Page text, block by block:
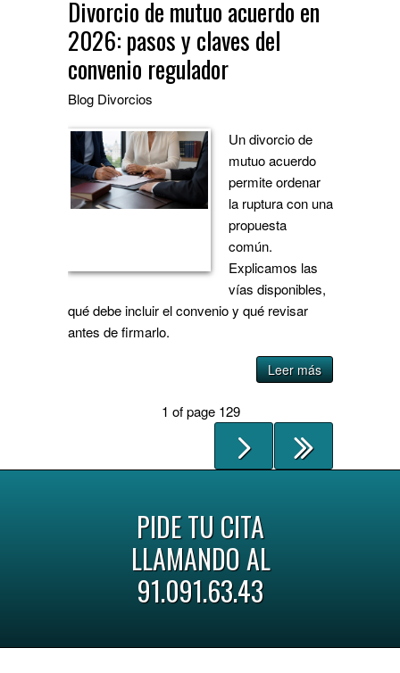
Divorcio de mutuo acuerdo en
2026: pasos y claves del
convenio regulador
Blog Divorcios
Un divorcio de
mutuo acuerdo
permite ordenar
la ruptura con una
propuesta
común.
Explicamos las
vías disponibles,
qué debe incluir el convenio y qué revisar
antes de firmarlo.
Leer más
1 of page 129
PIDE TU CITA
LLAMANDO AL
91.091.63.43